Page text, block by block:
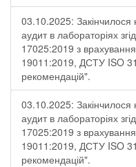
03.10.2025: Закінчилося
аудит в лабораторіях
17025:2019 з
19011:2019, ДСТУ ISO
рекомендацій".
03.10.2025: Закінчилося
аудит в лабораторіях
17025:2019 з
19011:2019, ДСТУ ISO
рекомендацій".